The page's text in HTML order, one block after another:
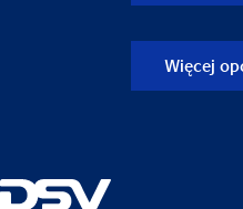
Więcej